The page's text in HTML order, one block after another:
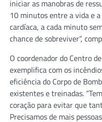
iniciar as manobras de
10 minutos entre a vida e
cardíaca, a cada minuto
chance de sobreviver”,
O coordenador do Centro
exemplifica com os
eficiência do Corpo de
existentes e treinadas.
coração para evitar que
Precisamos de mais